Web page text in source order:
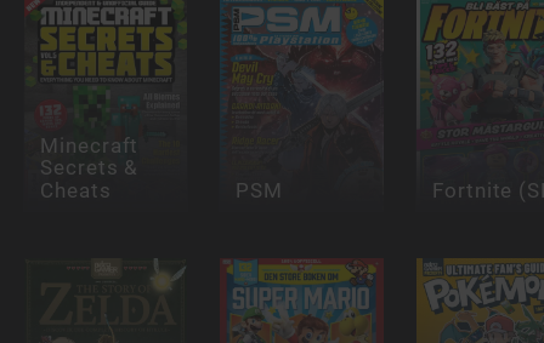
Minecraft
Secrets &
Cheats PSM Fortnite